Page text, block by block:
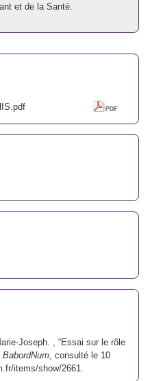
et de la Santé.
Joseph. , “Essai sur le rôle
BabordNum , consulté le 10
items/show/2661